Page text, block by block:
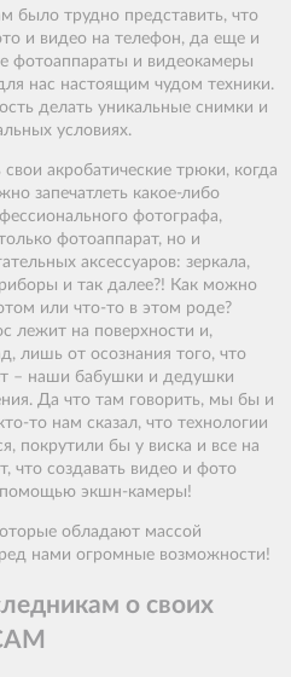
было трудно представить, что
и видео на телефон, да еще и
фотоаппараты и видеокамеры
нас настоящим чудом техники.
делать уникальные снимки и
условиях.
акробатические трюки, когда
запечатлеть какое-либо
фотографа,
фотоаппарат, но и
аксессуаров: зеркала,
и так далее?! Как можно
или что-то в этом роде?
лежит на поверхности и,
лишь от осознания того, что
– наши бабушки и дедушки
Да что там говорить, мы бы и
то нам сказал, что технологии
покрутили бы у виска и все на
что создавать видео и фото
помощью экшн-камеры!
обладают массой
нами огромные возможности!
о своих